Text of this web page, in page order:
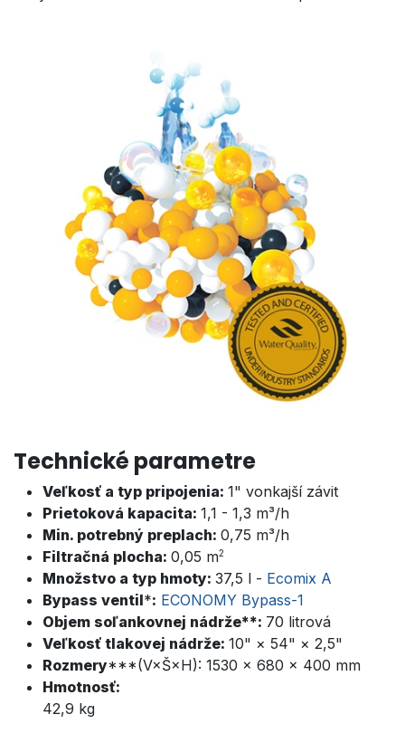
Technické parametre
Veľkosť a typ pripojenia: 1" vonkajší závit
Prietoková kapacita: 1,1 - 1,3 m³/h
Min. potrebný preplach: 0,75 m³/h
Filtračná plocha: 0,05 m2
Množstvo a typ hmoty: 37,5 l - Ecomix A
Bypass ventil*: ECONOMY Bypass-1
Objem soľankovnej nádrže**: 70 litrová
Veľkosť tlakovej nádrže: 10" × 54" × 2,5"
Rozmery***(V×Š×H): 1530 × 680 × 400 mm
Hmotnosť:
42,9 kg